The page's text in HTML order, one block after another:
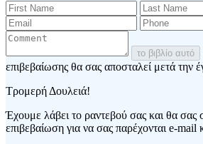
το βιβλίο αυτό
επιβεβαίωσης θα σας αποσταλεί μετά την
Τρομερή Δουλειά!
Έχουμε λάβει το ραντεβού σας και θα σας
επιβεβαίωση για να σας παρέχονται e-mail